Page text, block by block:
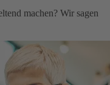
machen? Wir sagen